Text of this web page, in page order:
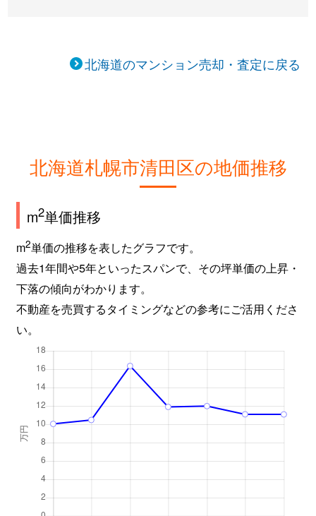
北海道のマンション売却・査定に戻る
北海道札幌市清田区の地価推移
m2単価推移
m2単価の推移を表したグラフです。
過去1年間や5年といったスパンで、その坪単価の上昇・
下落の傾向がわかります。
不動産を売買するタイミングなどの参考にご活用くださ
い。